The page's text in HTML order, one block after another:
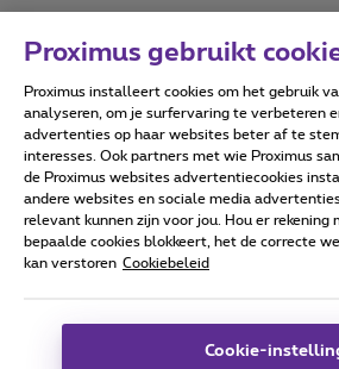
Forumvoorwaarden
Alle rechten voorbehouden. ©
Algemene voorwaarden,
Deze website is gecreëerd en wordt
Proximus gebruikt
Proximus installeert cookies om het gebruik
analyseren, om je surfervaring te verbeteren
advertenties op haar websites beter af te
interesses. Ook partners met wie Proximus
de Proximus websites advertentiecookies
andere websites en sociale media
relevant kunnen zijn voor jou. Hou er rekening
bepaalde cookies blokkeert, het de correcte
kan verstoren Cookiebeleid
Cookie-